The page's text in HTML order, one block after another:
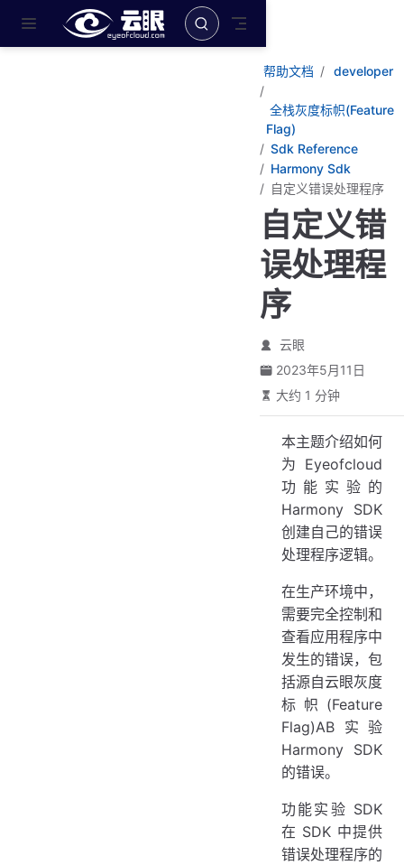
跳至主要內容
帮助文档 developer
全栈灰度标帜(Feature
Flag)
Sdk Reference
Harmony Sdk
自定义错误处理程序
自定义错
误处理程
序
云眼
2023年5月11日
大约 1 分钟
本主题介绍如何
为 Eyeofcloud
功能实验的
Harmony SDK
创建自己的错误
处理程序逻辑。
在生产环境中，
需要完全控制和
查看应用程序中
发生的错误，包
括源自云眼灰度
标帜(Feature
Flag)AB实验
Harmony SDK
的错误。
功能实验 SDK
在 SDK 中提供
错误处理程序的